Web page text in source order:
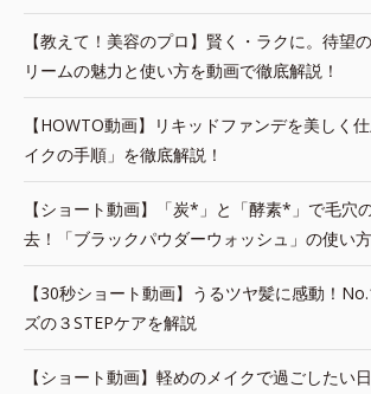
【教えて！美容のプロ】賢く・ラクに。待望
リームの魅力と使い方を動画で徹底解説！
【HOWTO動画】リキッドファンデを美しく
イクの手順」を徹底解説！
【ショート動画】「炭*」と「酵素*」で毛穴
去！「ブラックパウダーウォッシュ」の使い
【30秒ショート動画】うるツヤ髪に感動！
ズの３STEPケアを解説
【ショート動画】軽めのメイクで過ごしたい